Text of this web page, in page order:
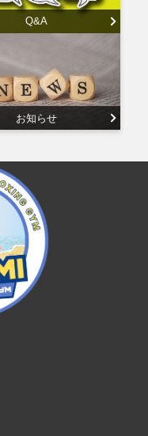
Q&A
お知らせ